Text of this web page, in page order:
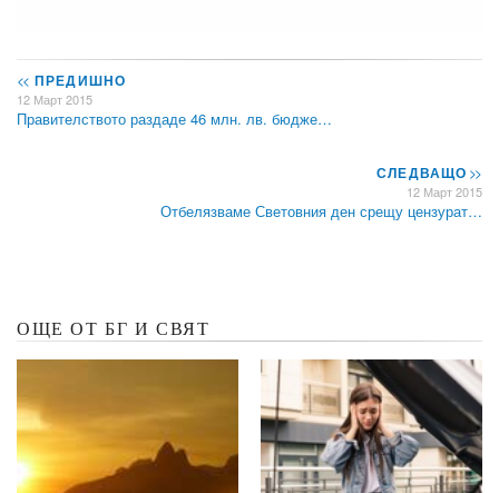
<< ПРЕДИШНО
12 Март 2015
Правителството раздаде 46 млн. лв. бюдже…
СЛЕДВАЩО>>
12 Март 2015
Отбелязваме Световния ден срещу цензурат…
ОЩЕ ОТ БГ И СВЯТ